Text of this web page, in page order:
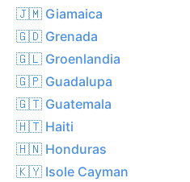
🇯🇲 Giamaica
🇬🇩 Grenada
🇬🇱 Groenlandia
🇬🇵 Guadalupa
🇬🇹 Guatemala
🇭🇹 Haiti
🇭🇳 Honduras
🇰🇾 Isole Cayman